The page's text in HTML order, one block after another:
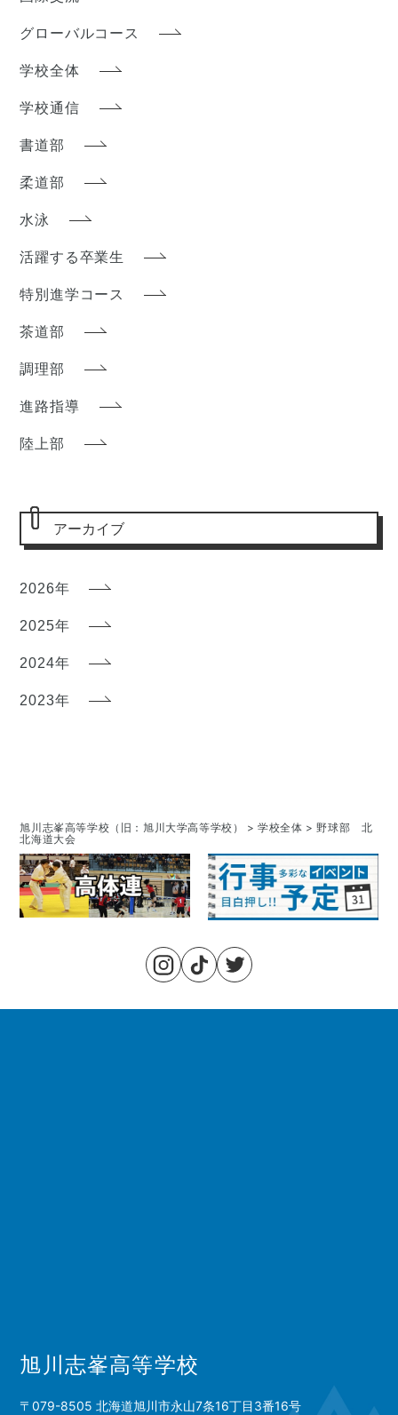
グローバルコース
学校全体
学校通信
書道部
柔道部
水泳
活躍する卒業生
特別進学コース
茶道部
調理部
進路指導
陸上部
アーカイブ
2026年
2025年
2024年
2023年
旭川志峯高等学校（旧：旭川大学高等学校） >学校全体 >野球部 北
北海道大会
旭川志峯高等学校
〒079-8505 北海道旭川市永山7条16丁目3番16号